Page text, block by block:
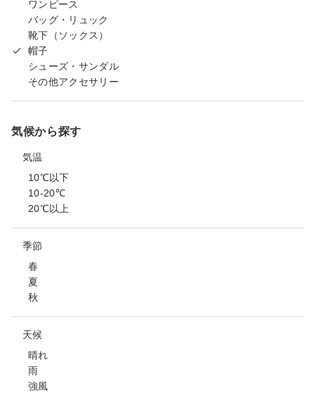
ワンピース
バッグ・リュック
靴下（ソックス）
帽子
シューズ・サンダル
その他アクセサリー
気候から探す
気温
10℃以下
10-20℃
20℃以上
季節
春
夏
秋
天候
晴れ
雨
強風